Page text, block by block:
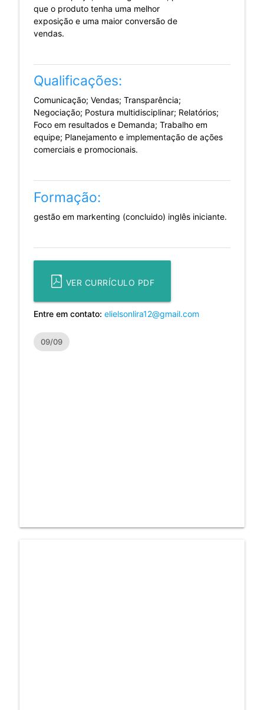
que o produto tenha uma melhor
exposição e uma maior conversão de
vendas.
Qualificações:
Comunicação; Vendas; Transparência;
Negociação; Postura multidisciplinar; Relatórios;
Foco em resultados e Demanda; Trabalho em
equipe; Planejamento e implementação de ações
comerciais e promocionais.
Formação:
gestão em markenting (concluido) inglês iniciante.
VER CURRÍCULO PDF
Entre em contato: elielsonlira12@gmail.com
09/09